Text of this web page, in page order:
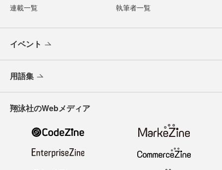
連載一覧 執筆者一覧
イベント
用語集
翔泳社のWebメディア